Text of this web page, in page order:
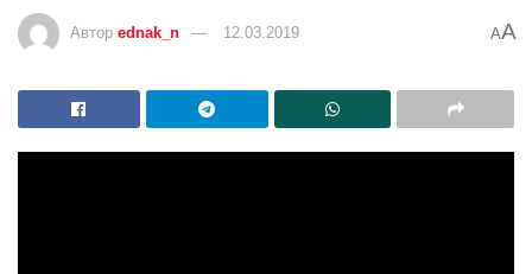
Автор ednak_n 12.03.2019 AA